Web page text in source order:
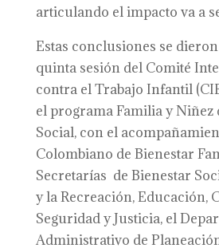
articulando el impacto va a
Estas conclusiones se
quinta sesión del Comité
contra el Trabajo Infantil
el programa Familia y Niñez
Social, con el
Colombiano de Bienestar
Secretarías de Bienestar
y la Recreación, Educación,
Seguridad y Justicia, el
Administrativo de